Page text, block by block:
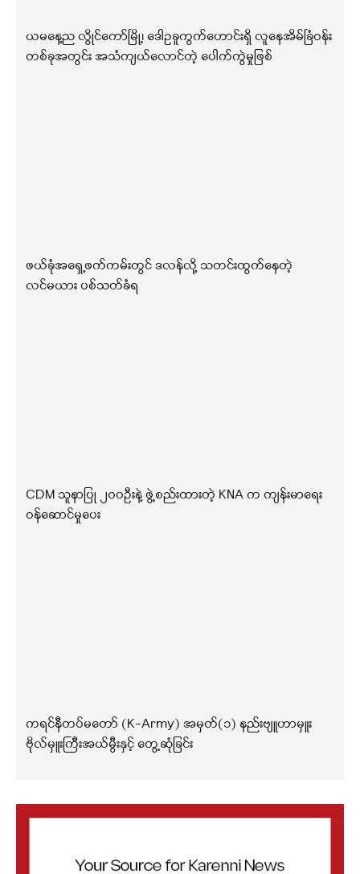
ယမနေ့ည လွိုင်ကော်မြို့၊ ဒေါဥခူကွက်ဟောင်းရှိ လူနေအိမ်ခြံဝန်း
တစ်ခုအတွင်း အသံကျယ်လောင်တဲ့ ပေါက်ကွဲမှုဖြစ်
ဖယ်ခုံအရှေ့ဖက်ကမ်းတွင် ဒလန်လို့ သတင်းထွက်နေတဲ့
လင်မယား ပစ်သတ်ခံရ
CDM သူနာပြု ၂၀၀ဦးနဲ့ ဖွဲ့စည်းထားတဲ့ KNA က ကျန်းမာရေး
ဝန်ဆောင်မှုပေး
ကရင်နီတပ်မတော် (K-Army) အမှတ်(၁) နည်းဗျူဟာမှူး
ဗိုလ်မှူးကြီးအယ်မွီးနှင့် တွေ့ဆုံခြင်း